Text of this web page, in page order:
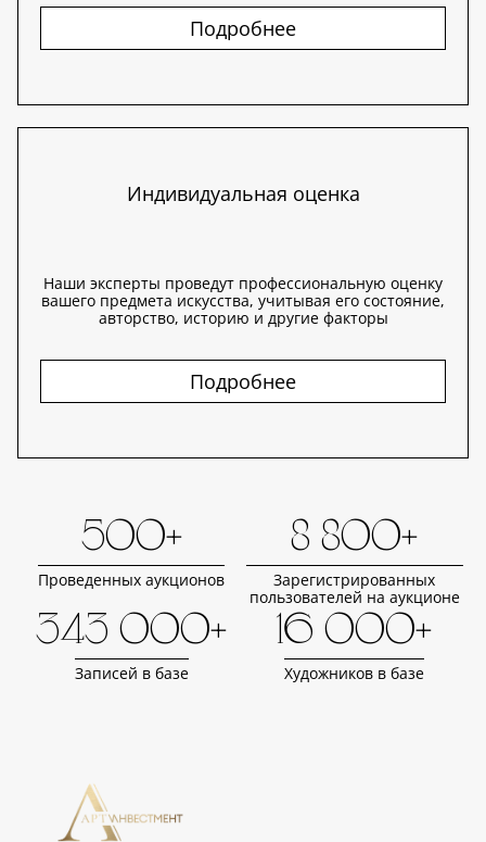
Подробнее
Индивидуальная оценка
Наши эксперты проведут профессиональную оценку
вашего предмета искусства, учитывая его состояние,
авторство, историю и другие факторы
Подробнее
500+
Проведенных аукционов
8 800+
Зарегистрированных
пользователей на аукционе
343 000+
Записей в базе
16 000+
Художников в базе